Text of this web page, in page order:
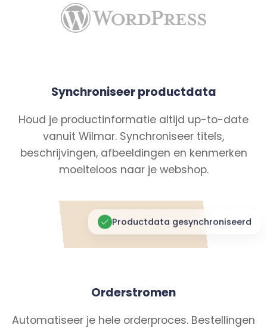
Synchroniseer productdata
Houd je productinformatie altijd up-to-date
vanuit Wilmar. Synchroniseer titels,
beschrijvingen, afbeeldingen en kenmerken
moeiteloos naar je webshop.
Productdata gesynchroniseerd
Orderstromen
Automatiseer je hele orderproces. Bestellingen